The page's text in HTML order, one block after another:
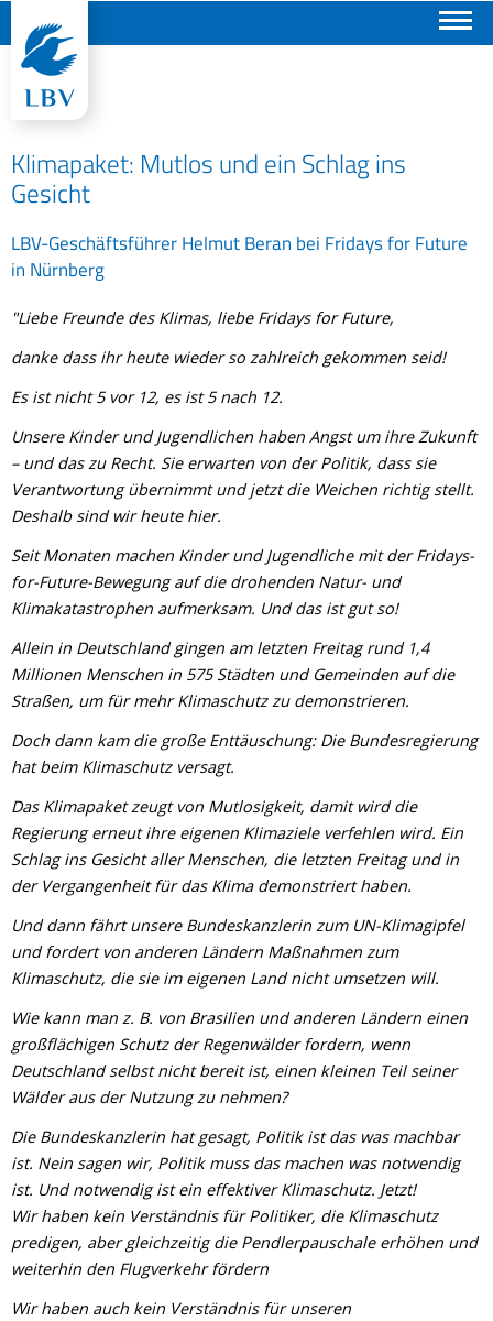
Klimapaket: Mutlos und ein Schlag ins
Gesicht
LBV-Geschäftsführer Helmut Beran bei Fridays for Future
in Nürnberg
"Liebe Freunde des Klimas, liebe Fridays for Future,
danke dass ihr heute wieder so zahlreich gekommen seid!
Es ist nicht 5 vor 12, es ist 5 nach 12.
Unsere Kinder und Jugendlichen haben Angst um ihre Zukunft
– und das zu Recht. Sie erwarten von der Politik, dass sie
Verantwortung übernimmt und jetzt die Weichen richtig stellt.
Deshalb sind wir heute hier.
Seit Monaten machen Kinder und Jugendliche mit der Fridays-
for-Future-Bewegung auf die drohenden Natur- und
Klimakatastrophen aufmerksam. Und das ist gut so!
Allein in Deutschland gingen am letzten Freitag rund 1,4
Millionen Menschen in 575 Städten und Gemeinden auf die
Straßen, um für mehr Klimaschutz zu demonstrieren.
Doch dann kam die große Enttäuschung: Die Bundesregierung
hat beim Klimaschutz versagt.
Das Klimapaket zeugt von Mutlosigkeit, damit wird die
Regierung erneut ihre eigenen Klimaziele verfehlen wird. Ein
Schlag ins Gesicht aller Menschen, die letzten Freitag und in
der Vergangenheit für das Klima demonstriert haben.
Und dann fährt unsere Bundeskanzlerin zum UN-Klimagipfel
und fordert von anderen Ländern Maßnahmen zum
Klimaschutz, die sie im eigenen Land nicht umsetzen will.
Wie kann man z. B. von Brasilien und anderen Ländern einen
großflächigen Schutz der Regenwälder fordern, wenn
Deutschland selbst nicht bereit ist, einen kleinen Teil seiner
Wälder aus der Nutzung zu nehmen?
Die Bundeskanzlerin hat gesagt, Politik ist das was machbar
ist. Nein sagen wir, Politik muss das machen was notwendig
ist. Und notwendig ist ein effektiver Klimaschutz. Jetzt!
Wir haben kein Verständnis für Politiker, die Klimaschutz
predigen, aber gleichzeitig die Pendlerpauschale erhöhen und
weiterhin den Flugverkehr fördern
Wir haben auch kein Verständnis für unseren